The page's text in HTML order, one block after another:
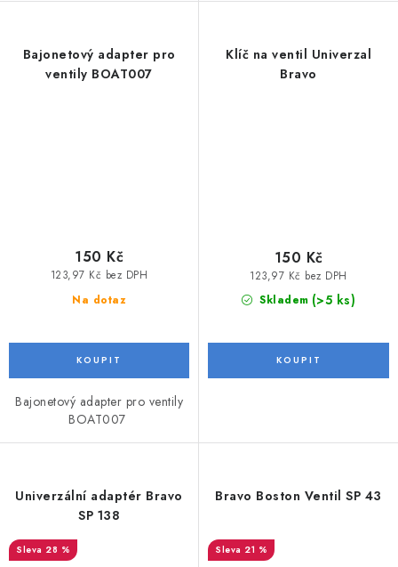
Bajonetový adapter pro
ventily BOAT007
Na dotaz
123,97 Kč bez DPH
150 Kč
Bajonetový adapter pro ventily
BOAT007
Klíč na ventil Univerzal
Bravo
Skladem (>5 ks)
123,97 Kč bez DPH
150 Kč
Univerzální adaptér Bravo
SP 138
28 %
Bravo Boston Ventil SP 43
21 %